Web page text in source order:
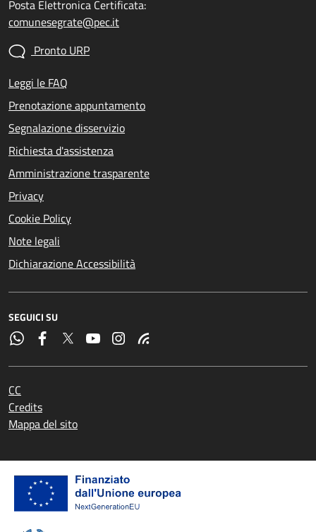
Posta Elettronica Certificata:
comunesegrate@pec.it
Pronto URP
Leggi le FAQ
Prenotazione appuntamento
Segnalazione disservizio
Richiesta d'assistenza
Amministrazione trasparente
Privacy
Cookie Policy
Note legali
Dichiarazione Accessibilità
SEGUICI SU
CC
Credits
Mappa del sito